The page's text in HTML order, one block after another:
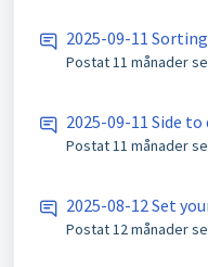
2025-09-11
Postat11 månader
2025-09-11 Side to
Postat11 månader
2025-08-12 Set
Postat12 månader